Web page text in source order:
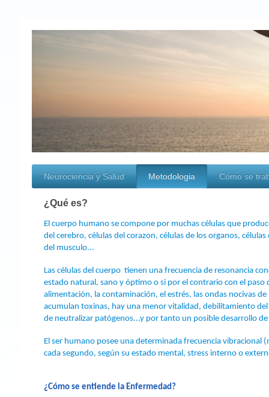
Neurociencia y Salud Metodologia Cómo se
¿Qué es?
El cuerpo humano se compone por muchas células que
del cerebro, células del corazon, células de los organos, células
del musculo...
Las células del cuerpo tienen una frecuencia de resonancia
estado natural, sano y óptimo o si por el contrario con el paso
alimentación, la contaminación, el estrés, las ondas nocivas
acumulan toxinas, hay una menor vitalidad, debilitamiento
de neutralizar patógenos...y por tanto un posible desarrollo
El ser humano posee una determinada frecuencia vibracional
cada segundo, según su estado mental, stress interno o
¿Cómo se entiende la Enfermedad?